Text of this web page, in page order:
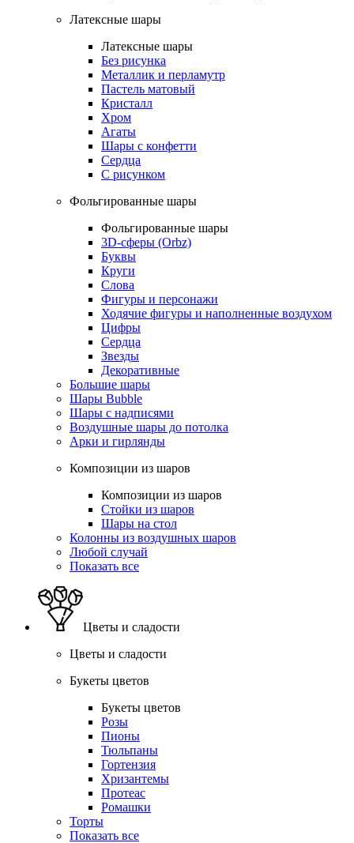
Латексные шары
Латексные шары
Без рисунка
Металлик и перламутр
Пастель матовый
Кристалл
Хром
Агаты
Шары с конфетти
Сердца
С рисунком
Фольгированные шары
Фольгированные шары
3D-сферы (Orbz)
Буквы
Круги
Слова
Фигуры и персонажи
Ходячие фигуры и наполненные воздухом
Цифры
Сердца
Звезды
Декоративные
Большие шары
Шары Bubble
Шары с надписями
Воздушные шары до потолка
Арки и гирлянды
Композиции из шаров
Композиции из шаров
Стойки из шаров
Шары на стол
Колонны из воздушных шаров
Любой случай
Показать все
Цветы и сладости
Цветы и сладости
Букеты цветов
Букеты цветов
Розы
Пионы
Тюльпаны
Гортензия
Хризантемы
Протеас
Ромашки
Торты
Показать все